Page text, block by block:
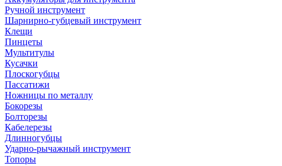
Ручной инструмент
Шарнирно-губцевый инструмент
Клещи
Пинцеты
Мультитулы
Кусачки
Плоскогубцы
Пассатижи
Ножницы по металлу
Бокорезы
Болторезы
Кабелерезы
Длинногубцы
Ударно-рычажный инструмент
Топоры